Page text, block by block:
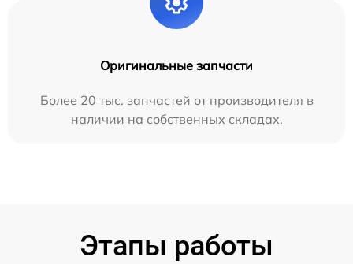
Оригинальные запчасти
Более 20 тыс. запчастей от производителя в
наличии на собственных складах.
Этапы работы